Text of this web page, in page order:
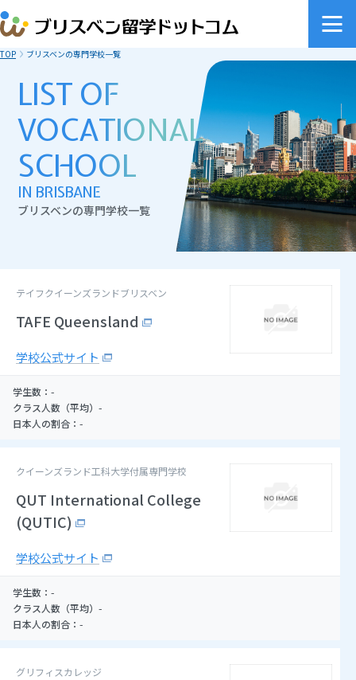
TOP ブリスベンの専門学校一覧
LIST OF
VOCATIONAL
SCHOOL
IN BRISBANE
ブリスベンの専門学校一覧
テイフクイーンズランドブリスベン
TAFE Queensland
学校公式サイト
学生数： -
クラス人数（平均） -
日本人の割合： -
クイーンズランド工科大学付属専門学校
QUT International College
(QUTIC)
学校公式サイト
学生数： -
クラス人数（平均） -
日本人の割合： -
グリフィスカレッジ